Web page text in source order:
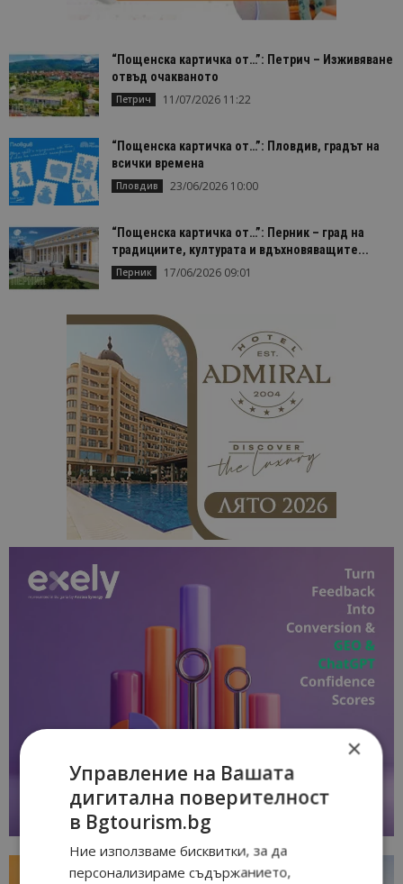
“Пощенска картичка от…”: Петрич – Изживяване
отвъд очакваното
Петрич 11/07/2026 11:22
“Пощенска картичка от…”: Пловдив, градът на
всички времена
Пловдив 23/06/2026 10:00
“Пощенска картичка от…”: Перник – град на
традициите, културата и вдъхновяващите...
Перник 17/06/2026 09:01
×
Управление на Вашата
дигитална поверителност
в Bgtourism.bg
Ние използваме бисквитки, за да
персонализираме съдържанието,